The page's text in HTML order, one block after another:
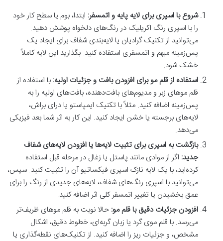
شروع با اسپری برای لایه پایه و اتمسفر: ابتدا، بوم یا سطح کار خود
را با اسپری رنگ اکریلیک در رنگ‌های دلخواه پوشش دهید.
می‌توانید از تکنیک گرادیان یا لایه‌بندی شفاف برای ایجاد یک
پس‌زمینه مبهم و اتمسفری استفاده کنید. بگذارید این لایه کاملاً
خشک شود.
استفاده از قلم مو برای افزودن بافت و جزئیات اولیه: با استفاده از
قلم موهای زبر و مدیوم‌های بافت‌دهنده، بافت‌های اولیه را به
پس‌زمینه اضافه کنید. مثلاً با تکنیک ایمپاستو یا درای براش،
لایه‌های برجسته یا خشن ایجاد کنید. این کار به اثر شما بعد فیزیکی
می‌دهد.
بازگشت به اسپری برای تثبیت لایه‌ها یا افزودن لایه‌های شفاف
جدید: اگر از موادی مانند پاستل یا زغال در مرحله قبل استفاده
کرده‌اید، با یک لایه نازک اسپری فیکساتیو آن را تثبیت کنید. سپس،
می‌توانید با اسپری رنگ‌های شفاف، لایه‌های جدیدی از رنگ را برای
عمق بخشیدن یا تغییر اتمسفر کلی اثر اضافه کنید.
افزودن جزئیات دقیق با قلم مو: حالا نوبت به قلم موهای ظریف‌تر
می‌رسد. با قلم موی گرد یا زبان گربه‌ای، خطوط دقیق، اشکال
مشخص، و جزئیات ریز را اضافه کنید. از تکنیک‌های نقطه‌گذاری یا